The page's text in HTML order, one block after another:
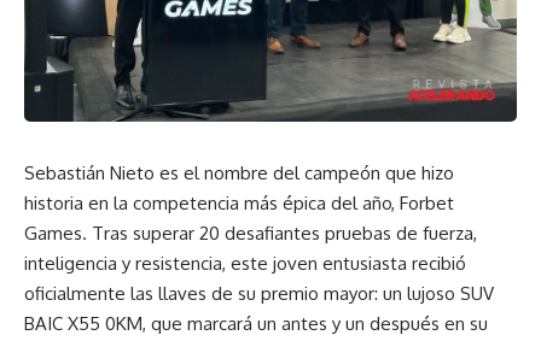
Sebastián Nieto es el nombre del campeón que hizo
historia en la competencia más épica del año, Forbet
Games. Tras superar 20 desafiantes pruebas de fuerza,
inteligencia y resistencia, este joven entusiasta recibió
oficialmente las llaves de su premio mayor: un lujoso SUV
BAIC X55 0KM, que marcará un antes y un después en su